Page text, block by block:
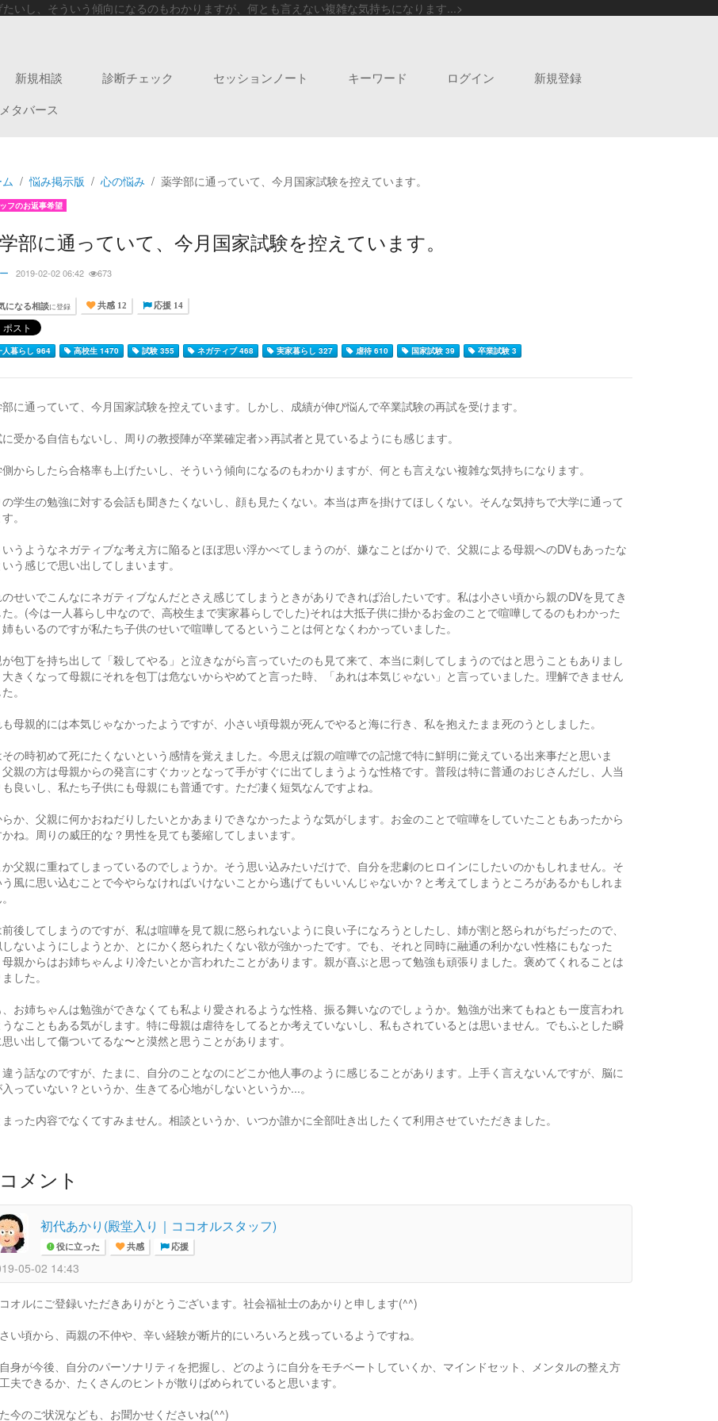
いし、そういう傾向になるのもわかりますが、何とも言えない複雑な気持ちになります...>
新規相談 診断チェック セッションノート キーワード ログイン
新規登録
メタバース
悩み掲示版 心の悩み 薬学部に通っていて、今月国家試験を控えています。
フのお返事希望
部に通っていて、今月国家試験を控えています。
2019-02-02 06:42 673
になる相談に登録 共感 12 応援 14
人暮らし 964 高校生 1470 試験 355 ネガティブ 468 実家暮らし 327 虐待 610 国家試験 39 卒業試験 3
に通っていて、今月国家試験を控えています。しかし、成績が伸び悩んで卒業試験の再試を受けます。
受かる自信もないし、周りの教授陣が卒業確定者>>再試者と見ているようにも感じます。
からしたら合格率も上げたいし、そういう傾向になるのもわかりますが、何とも言えない複雑な気持ちになります。
の学生の勉強に対する会話も聞きたくないし、顔も見たくない。本当は声を掛けてほしくない。そんな気持ちで大学に通って
。
いうようなネガティブな考え方に陥るとほぼ思い浮かべてしまうのが、嫌なことばかりで、父親による母親へのDVもあったな
う感じで思い出してしまいます。
のせいでこんなにネガティブなんだとさえ感じてしまうときがありできれば治したいです。私は小さい頃から親のDVを見てき
た。(今は一人暮らし中なので、高校生まで実家暮らしでした)それは大抵子供に掛かるお金のことで喧嘩してるのもわかった
姉もいるのですが私たち子供のせいで喧嘩してるということは何となくわかっていました。
包丁を持ち出して「殺してやる」と泣きながら言っていたのも見て来て、本当に刺してしまうのではと思うこともありまし
大きくなって母親にそれを包丁は危ないからやめてと言った時、「あれは本気じゃない」と言っていました。理解できません
。
も母親的には本気じゃなかったようですが、小さい頃母親が死んでやると海に行き、私を抱えたまま死のうとしました。
の時初めて死にたくないという感情を覚えました。今思えば親の喧嘩での記憶で特に鮮明に覚えている出来事だと思いま
親の方は母親からの発言にすぐカッとなって手がすぐに出てしまうような性格です。普段は特に普通のおじさんだし、人当
良いし、私たち子供にも母親にも普通です。ただ凄く短気なんですよね。
らか、父親に何かおねだりしたいとかあまりできなかったような気がします。お金のことで喧嘩をしていたこともあったから
ね。周りの威圧的な？男性を見ても萎縮してしまいます。
か父親に重ねてしまっているのでしょうか。そう思い込みたいだけで、自分を悲劇のヒロインにしたいのかもしれません。そ
う風に思い込むことで今やらなければいけないことから逃げてもいいんじゃないか？と考えてしまうところがあるかもしれま
後してしまうのですが、私は喧嘩を見て親に怒られないように良い子になろうとしたし、姉が割と怒られがちだったので、
ないようにしようとか、とにかく怒られたくない欲が強かったです。でも、それと同時に融通の利かない性格にもなった
母親からはお姉ちゃんより冷たいとか言われたことがあります。親が喜ぶと思って勉強も頑張りました。褒めてくれることは
した。
、お姉ちゃんは勉強ができなくても私より愛されるような性格、振る舞いなのでしょうか。勉強が出来てもねとも一度言われ
うなこともある気がします。特に母親は虐待をしてるとか考えていないし、私もされているとは思いません。でもふとした瞬
い出して傷ついてるな〜と漠然と思うことがあります。
う話なのですが、たまに、自分のことなのにどこか他人事のように感じることがあります。上手く言えないんですが、脳に
っていない？というか、生きてる心地がしないというか...。
まった内容でなくてすみません。相談というか、いつか誰かに全部吐き出したくて利用させていただきました。
コメント
初代あかり(殿堂入り｜ココオルスタッフ)
役に立った 共感 応援
05-02 14:43
オルにご登録いただきありがとうございます。社会福祉士のあかりと申します(^^)
い頃から、両親の不仲や、辛い経験が断片的にいろいろと残っているようですね。
身が今後、自分のパーソナリティを把握し、どのように自分をモチベートしていくか、マインドセット、メンタルの整え方
夫できるか、たくさんのヒントが散りばめられていると思います。
今のご状況なども、お聞かせくださいね(^^)